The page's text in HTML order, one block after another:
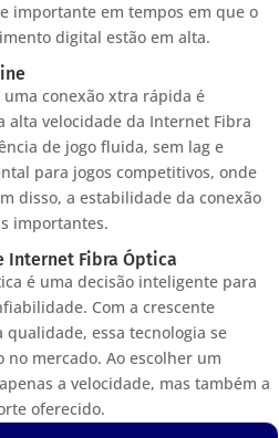
importante em tempos em que o
digital estão em alta.
uma conexão xtra rápida é
alta velocidade da Internet Fibra
de jogo fluida, sem lag e
para jogos competitivos, onde
disso, a estabilidade da conexão
importantes.
Internet Fibra Óptica
é uma decisão inteligente para
Com a crescente
essa tecnologia se
no mercado. Ao escolher um
a velocidade, mas também a
oferecido.